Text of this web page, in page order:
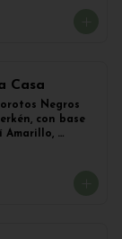
Casa
Negros
con base
Amarillo,
con